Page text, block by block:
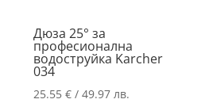
Дюза 25° за
професионална
водоструйка Karcher
034
25.55€ / 49.97 лв.